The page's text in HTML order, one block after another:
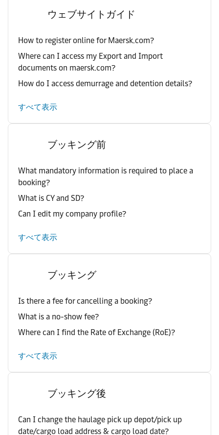
ウェブサイトガイド
How to register online for Maersk.com?
Where can I access my Export and Import
documents on maersk.com?
How do I access demurrage and detention details?
すべて表示
ブッキング前
What mandatory information is required to place a
booking?
What is CY and SD?
Can I edit my company profile?
すべて表示
ブッキング
Is there a fee for cancelling a booking?
What is a no-show fee?
Where can I find the Rate of Exchange (RoE)?
すべて表示
ブッキング後
Can I change the haulage pick up depot/pick up
date/cargo load address & cargo load date?